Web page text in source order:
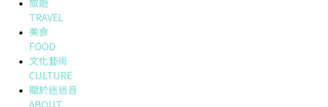
TRAVEL
美食
FOOD
文化藝術
CULTURE
關於迷迷音
ABOUT